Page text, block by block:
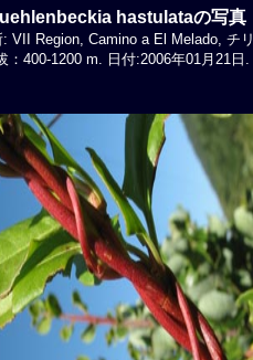
hastulataの写真
: VII Region, Camino a El Melado, チリ
：400-1200 m. 日付:2006年01月21日.